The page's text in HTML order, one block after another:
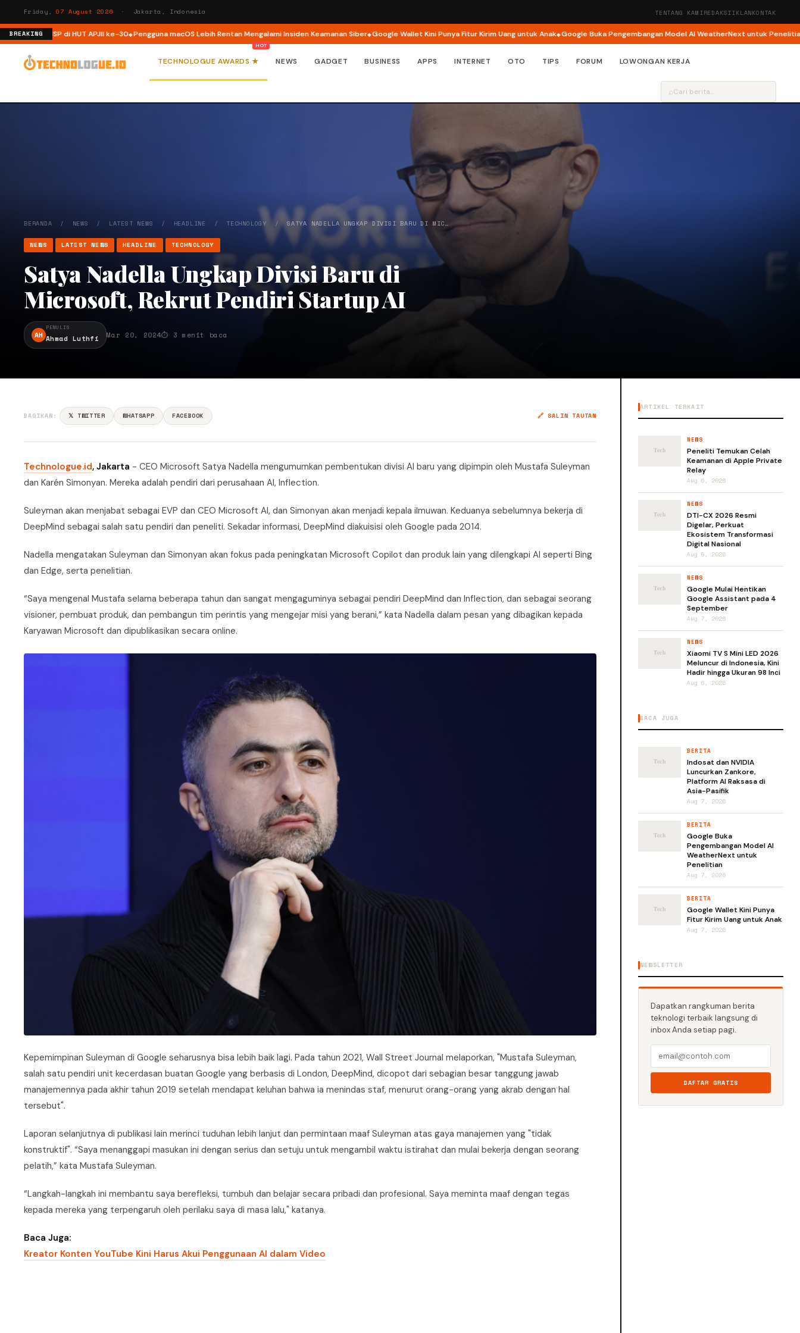
Friday,07 August 2026 · Jakarta, Indonesia TENTANG KAMIREDAKSIIKLANKONTAK
BREAKING
ISP di HUT APJII ke-30 Pengguna macOS Lebih Rentan Mengalami Insiden Keamanan Siber Google Wallet Kini Punya Fitur Kirim Uang untuk Anak Google Buka Pengembangan Model AI WeatherNext untuk Penelitian
TECHNOLOGUE AWARDS ★ NEWS GADGET BUSINESS APPS INTERNET OTO TIPS FORUM LOWONGAN KERJA
⌕
BERANDA / NEWS / LATEST NEWS / HEADLINE / TECHNOLOGY /SATYA NADELLA UNGKAP DIVISI BARU DI MIC…
NEWS LATEST NEWS HEADLINE TECHNOLOGY
Satya Nadella Ungkap Divisi Baru di
Microsoft, Rekrut Pendiri Startup AI
AH
PENULIS
Ahmad Luthfi Mar 20, 2024⏱ 3 menit baca
BAGIKAN: 𝕏 TWITTER WHATSAPP FACEBOOK 🔗 SALIN TAUTAN
Technologue.id, Jakarta - CEO Microsoft Satya Nadella mengumumkan pembentukan divisi AI baru yang dipimpin oleh Mustafa Suleyman
dan Karén Simonyan. Mereka adalah pendiri dari perusahaan AI, Inflection.
Suleyman akan menjabat sebagai EVP dan CEO Microsoft AI, dan Simonyan akan menjadi kepala ilmuwan. Keduanya sebelumnya bekerja di
DeepMind sebagai salah satu pendiri dan peneliti. Sekadar informasi, DeepMind diakuisisi oleh Google pada 2014.
Nadella mengatakan Suleyman dan Simonyan akan fokus pada peningkatan Microsoft Copilot dan produk lain yang dilengkapi AI seperti Bing
dan Edge, serta penelitian.
“Saya mengenal Mustafa selama beberapa tahun dan sangat mengaguminya sebagai pendiri DeepMind dan Inflection, dan sebagai seorang
visioner, pembuat produk, dan pembangun tim perintis yang mengejar misi yang berani,” kata Nadella dalam pesan yang dibagikan kepada
Karyawan Microsoft dan dipublikasikan secara online.
Kepemimpinan Suleyman di Google seharusnya bisa lebih baik lagi. Pada tahun 2021, Wall Street Journal melaporkan, "Mustafa Suleyman,
salah satu pendiri unit kecerdasan buatan Google yang berbasis di London, DeepMind, dicopot dari sebagian besar tanggung jawab
manajemennya pada akhir tahun 2019 setelah mendapat keluhan bahwa ia menindas staf, menurut orang-orang yang akrab dengan hal
tersebut".
Laporan selanjutnya di publikasi lain merinci tuduhan lebih lanjut dan permintaan maaf Suleyman atas gaya manajemen yang "tidak
konstruktif". “Saya menanggapi masukan ini dengan serius dan setuju untuk mengambil waktu istirahat dan mulai bekerja dengan seorang
pelatih,” kata Mustafa Suleyman.
“Langkah-langkah ini membantu saya berefleksi, tumbuh dan belajar secara pribadi dan profesional. Saya meminta maaf dengan tegas
kepada mereka yang terpengaruh oleh perilaku saya di masa lalu," katanya.
Baca Juga:
Kreator Konten YouTube Kini Harus Akui Penggunaan AI dalam Video
ARTIKEL TERKAIT
NEWS
Peneliti Temukan Celah
Keamanan di Apple Private
Relay
Aug 6, 2026
NEWS
DTI-CX 2026 Resmi
Digelar, Perkuat
Ekosistem Transformasi
Digital Nasional
Aug 5, 2026
NEWS
Google Mulai Hentikan
Google Assistant pada 4
September
Aug 7, 2026
NEWS
Xiaomi TV S Mini LED 2026
Meluncur di Indonesia, Kini
Hadir hingga Ukuran 98 Inci
Aug 6, 2026
BACA JUGA
BERITA
Indosat dan NVIDIA
Luncurkan Zankore,
Platform AI Raksasa di
Asia-Pasifik
Aug 7, 2026
BERITA
Google Buka
Pengembangan Model AI
WeatherNext untuk
Penelitian
Aug 7, 2026
BERITA
Google Wallet Kini Punya
Fitur Kirim Uang untuk Anak
Aug 7, 2026
NEWSLETTER
Dapatkan rangkuman berita
teknologi terbaik langsung di
inbox Anda setiap pagi.
DAFTAR GRATIS